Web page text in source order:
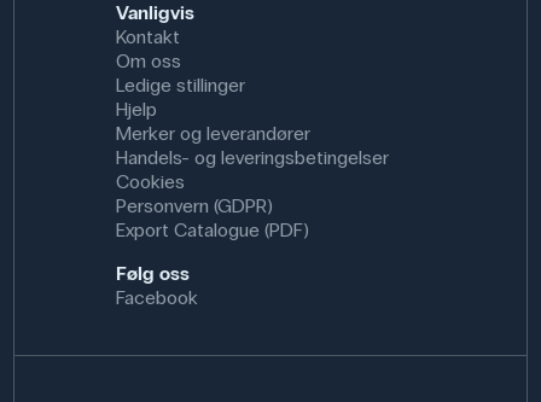
Vanligvis
Kontakt
Om oss
Ledige stillinger
Hjelp
Merker og leverandører
Handels- og leveringsbetingelser
Cookies
Personvern (GDPR)
Export Catalogue (PDF)
Følg oss
Facebook